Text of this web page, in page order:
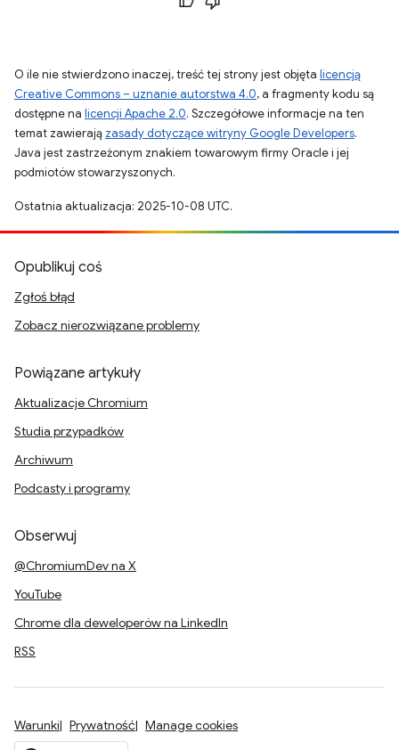
O ile nie stwierdzono inaczej, treść tej strony jest objęta licencją
Creative Commons – uznanie autorstwa 4.0, a fragmenty kodu są
dostępne na licencji Apache 2.0. Szczegółowe informacje na ten
temat zawierają zasady dotyczące witryny Google Developers.
Java jest zastrzeżonym znakiem towarowym firmy Oracle i jej
podmiotów stowarzyszonych.
Ostatnia aktualizacja: 2025-10-08 UTC.
Opublikuj coś
Zgłoś błąd
Zobacz nierozwiązane problemy
Powiązane artykuły
Aktualizacje Chromium
Studia przypadków
Archiwum
Podcasty i programy
Obserwuj
@ChromiumDev na X
YouTube
Chrome dla deweloperów na LinkedIn
RSS
Warunki Prywatność Manage cookies